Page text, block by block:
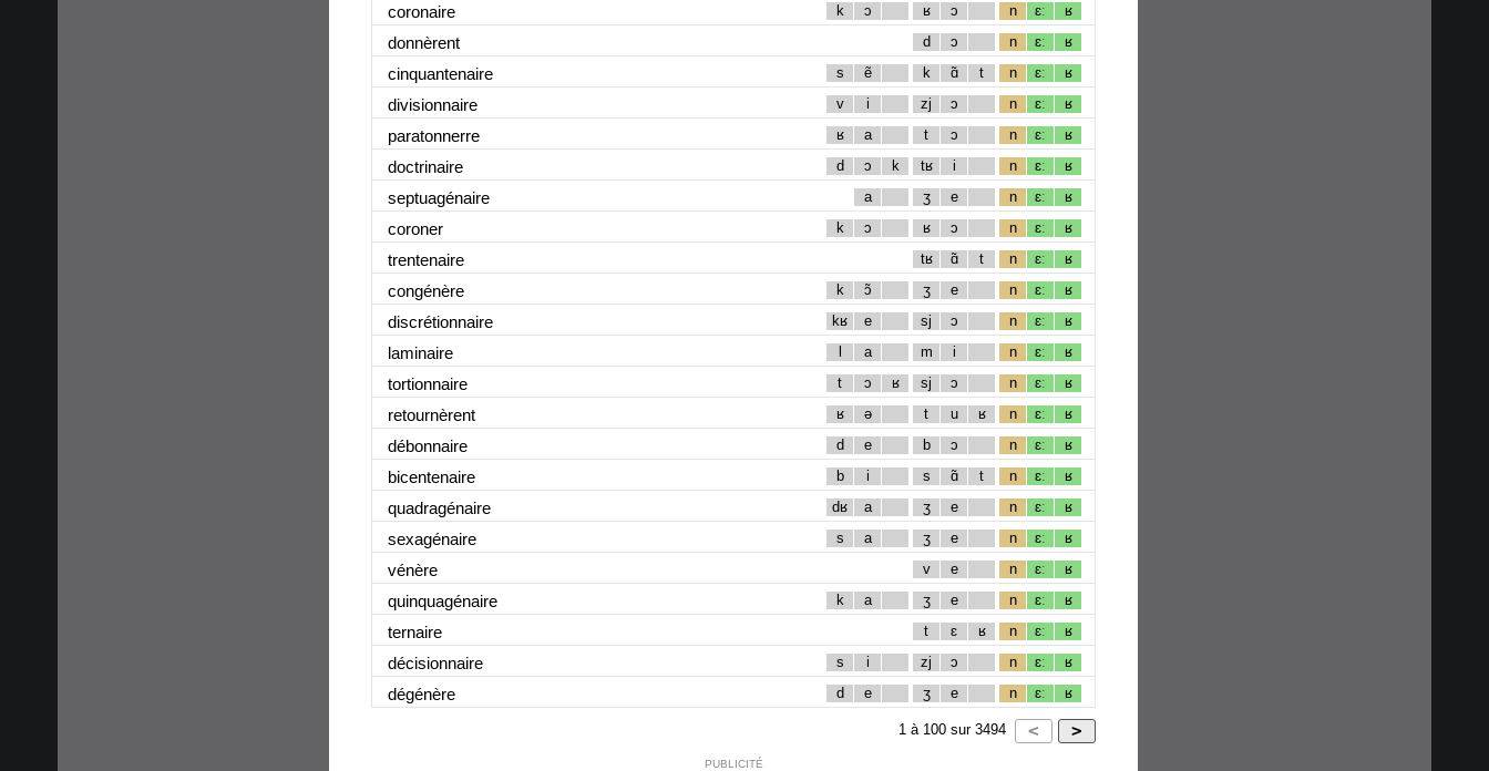
coronaire k ɔ ʁ ɔ n ɛː ʁ
donnèrent d ɔ n ɛː ʁ
cinquantenaire s ẽ k ɑ̃ t n ɛː ʁ
divisionnaire v i zj ɔ n ɛː ʁ
paratonnerre ʁ a t ɔ n ɛː ʁ
doctrinaire d ɔ k tʁ i n ɛː ʁ
septuagénaire a ʒ e n ɛː ʁ
coroner k ɔ ʁ ɔ n ɛː ʁ
trentenaire tʁ ɑ̃ t n ɛː ʁ
congénère k ɔ̃ ʒ e n ɛː ʁ
discrétionnaire kʁ e sj ɔ n ɛː ʁ
laminaire l a m i n ɛː ʁ
tortionnaire t ɔ ʁ sj ɔ n ɛː ʁ
retournèrent ʁ ə t u ʁ n ɛː ʁ
débonnaire d e b ɔ n ɛː ʁ
bicentenaire b i s ɑ̃ t n ɛː ʁ
quadragénaire dʁ a ʒ e n ɛː ʁ
sexagénaire s a ʒ e n ɛː ʁ
vénère v e n ɛː ʁ
quinquagénaire k a ʒ e n ɛː ʁ
ternaire t ɛ ʁ n ɛː ʁ
décisionnaire s i zj ɔ n ɛː ʁ
dégénère d e ʒ e n ɛː ʁ
1 à 100 sur 3494
PUBLICITÉ